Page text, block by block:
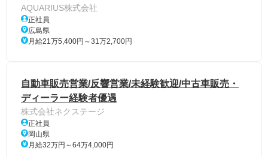
AQUARIUS株式会社
正社員
広島県
月給21万5,400円～31万2,700円
自動車販売営業/反響営業/未経験歓迎/中古車販売・
ディーラー経験者優遇
株式会社ネクステージ
正社員
岡山県
月給32万円～64万4,000円